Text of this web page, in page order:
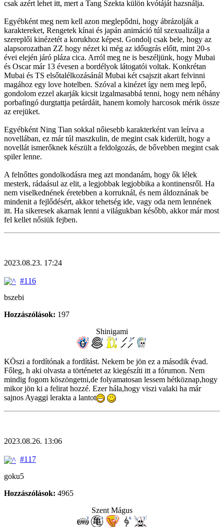
csak azért lehet itt, mert a Tang Szekta külön kvótáját hazsnálja.
Egyébként meg nem kell azon meglepődni, hogy ábrázolják a
karaktereket, Rengetek kínai és japán animáció túl szexualizálja a
szereplői kinézetét a korukhoz képest. Gondolj csak bele, hogy az
alapsorozatban ZZ hogy nézet ki még az időugrás előtt, mint 20-s
évei elején járó pláza cica. Arról meg ne is beszéljünk, hogy Mubai
és Oscar már 13 évesen a bordélyok látogatói voltak. Konkrétan
Mubai és TS elsőtalélkozásánál Mubai két csajszit akart felvinni
magához egy love hotelben. Szóval a kinézet így nem meg lepő,
gondolom ezzel akarják kicsit izgalmasabbá tenni, hogy nem néhány
porbafingó durgtattja petárdáit, hanem komoly harcosok mérik össze
az erejüket.
Egyébként Ning Tian sokkal nőiesebb karakterként van leírva a
novellában, ez már túl maszkulin, de megint csak kiderült, hogy a
novellát ismerőknek készült a feldolgozás, de bővebben megint csak
spiler lenne.
A felnőttes gondolkodásra meg azt mondanám, hogy ők lélek
mesterk, rádaásul az elit, a legjobbak legjobbika a kontinensről. Ha
nem viselkednének éretebben a korruknál, és nem áldoznának be
mindenit a fejlődésért, akkor tehetség ide, vagy oda nem lennének
itt. Ha sikeresek akarnak lenni a világukban később, akkor már most
fel kellet nősiük fejben.
2023.08.23. 17:24
#116
bszebi
Hozzászólások: 197
Shinigami
KÖszi a fordítónak a fordítást. Nekem be jön ez a második évad.
Főleg, h aki olvasta a történetet az kiegészíti itt a fórumon. Nem
mindig fogom köszöngetni,de folyamatosan lessem hétköznap,hogy
mikor jön ki a felirat hozzé. Ezer hála,hogy viszi valaki ha már
sajnos Ayaggi lerakta a lantot
2023.08.26. 13:06
#117
goku5
Hozzászólások: 4965
Szent Mágus